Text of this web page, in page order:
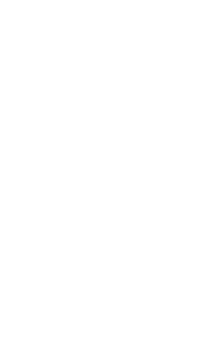
hotelů